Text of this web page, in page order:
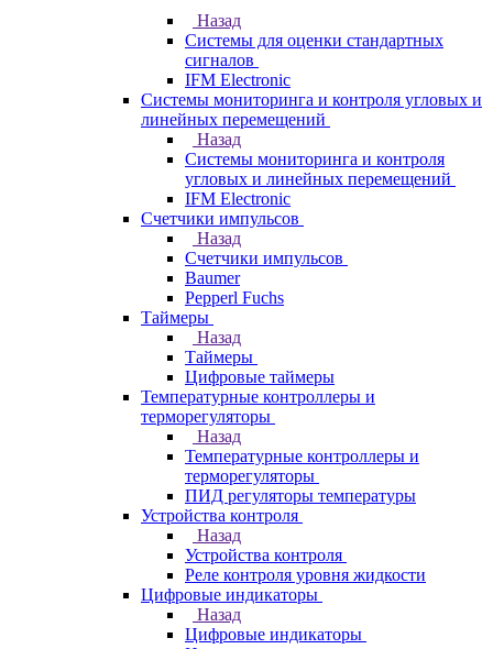
Назад
Системы для оценки стандартных
сигналов
IFM Electronic
Системы мониторинга и контроля угловых и
линейных перемещений
Назад
Системы мониторинга и контроля
угловых и линейных перемещений
IFM Electronic
Счетчики импульсов
Назад
Счетчики импульсов
Baumer
Pepperl Fuchs
Таймеры
Назад
Таймеры
Цифровые таймеры
Температурные контроллеры и
терморегуляторы
Назад
Температурные контроллеры и
терморегуляторы
ПИД регуляторы температуры
Устройства контроля
Назад
Устройства контроля
Реле контроля уровня жидкости
Цифровые индикаторы
Назад
Цифровые индикаторы